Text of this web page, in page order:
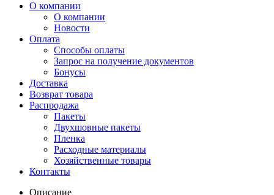
О компании
О компании
Новости
Оплата
Способы оплаты
Запрос на получение документов
Бонусы
Доставка
Возврат товара
Распродажа
Пакеты
Двухшовные пакеты
Пленка
Расходные материалы
Хозяйственные товары
Контакты
Описание